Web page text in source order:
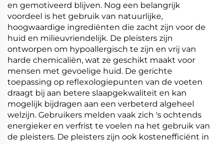
en gemotiveerd blijven. Nog een belangrijk
voordeel is het gebruik van natuurlijke,
hoogwaardige ingrediënten die zacht zijn voor de
huid en milieuvriendelijk. De pleisters zijn
ontworpen om hypoallergisch te zijn en vrij van
harde chemicaliën, wat ze geschikt maakt voor
mensen met gevoelige huid. De gerichte
toepassing op reflexologiepunten van de voeten
draagt bij aan betere slaapgekwaliteit en kan
mogelijk bijdragen aan een verbeterd algeheel
welzijn. Gebruikers melden vaak zich 's ochtends
energieker en verfrist te voelen na het gebruik van
de pleisters. De pleisters zijn ook kostenefficiënt in